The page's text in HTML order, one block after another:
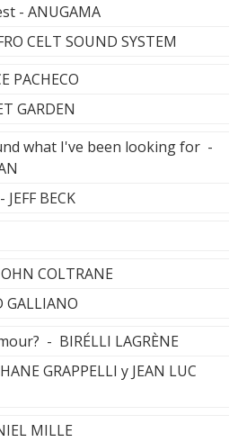
- ANUGAMA
CELT SOUND SYSTEM
PACHECO
GARDEN
what I've been looking for -
BECK
COLTRANE
GALLIANO
- BIRÉLLI LAGRÈNE
GRAPPELLI y JEAN LUC
MILLE